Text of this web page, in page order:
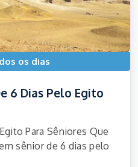
os dias
6 Dias Pelo Egito
Para Sêniores Que
sênior de 6 dias pelo